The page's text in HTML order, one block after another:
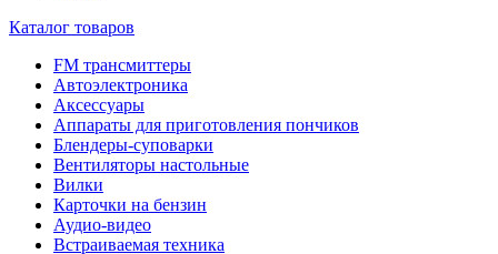
Каталог товаров
FM трансмиттеры
Автоэлектроника
Аксессуары
Аппараты для приготовления пончиков
Блендеры-суповарки
Вентиляторы настольные
Вилки
Карточки на бензин
Аудио-видео
Встраиваемая техника